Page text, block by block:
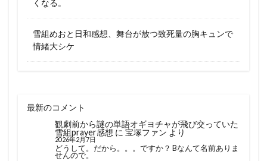
くなる。
雪組めおと日和感想、舞台が放つ致死量の胸キュンで
情緒大シケ
最新のコメント
観劇前から謎の単語オギヨチャが飛び交っていた
雪組prayer感想 に 宝塚ファン より
2026年2月7日
どうして。だから。。。ですか？ Bなんて名前ありま
せんので。